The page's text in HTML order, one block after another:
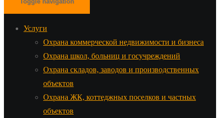
Услуги
Охрана коммерческой недвижимости и бизнеса
Охрана школ, больниц и госучреждений
Охрана складов, заводов и производственных
объектов
Охрана ЖК, коттеджных поселков и частных
объектов